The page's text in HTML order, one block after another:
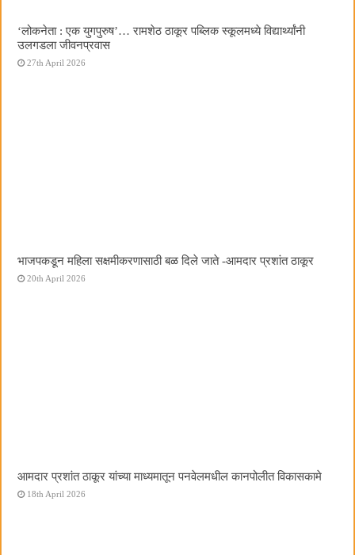
‌‘लोकनेता : एक युगपुरुष‌’… रामशेठ ठाकूर पब्लिक स्कूलमध्ये विद्यार्थ्यांनी
उलगडला जीवनप्रवास
27th April 2026
भाजपकडून महिला सक्षमीकरणासाठी बळ दिले जाते -आमदार प्रशांत ठाकूर
20th April 2026
आमदार प्रशांत ठाकूर यांच्या माध्यमातून पनवेलमधील कानपोलीत विकासकामे
18th April 2026